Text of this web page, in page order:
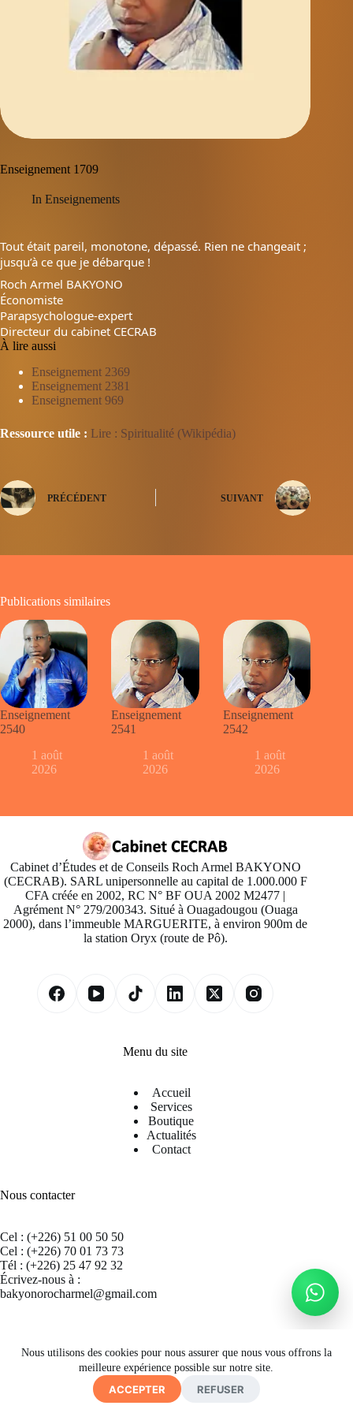
Nous utilisons des cookies pour nous assurer que nous vous offrons la
meilleure expérience possible sur notre site.
ACCEPTER REFUSER
Enseignement 1709
In Enseignements
Tout était pareil, monotone, dépassé. Rien ne changeait ;
jusqu’à ce que je débarque !
Roch Armel BAKYONO
Économiste
Parapsychologue-expert
Directeur du cabinet CECRAB
À lire aussi
Enseignement 2369
Enseignement 2381
Enseignement 969
Ressource utile : Lire : Spiritualité (Wikipédia)
PRÉCÉDENT SUIVANT
Publications similaires
Enseignement
2540
1 août
2026
Enseignement
2541
1 août
2026
Enseignement
2542
1 août
2026
Cabinet d’Études et de Conseils Roch Armel BAKYONO
(CECRAB). SARL unipersonnelle au capital de 1.000.000 F
CFA créée en 2002, RC N° BF OUA 2002 M2477 |
Agrément N° 279/200343. Situé à Ouagadougou (Ouaga
2000), dans l’immeuble MARGUERITE, à environ 900m de
la station Oryx (route de Pô).
Menu du site
Accueil
Services
Boutique
Actualités
Contact
Nous contacter
Cel : (+226) 51 00 50 50
Cel : (+226) 70 01 73 73
Tél : (+226) 25 47 92 32
Écrivez-nous à :
bakyonorocharmel@gmail.com
Copyright © 2026 CECRAB - Site byA. K. SIMPORE